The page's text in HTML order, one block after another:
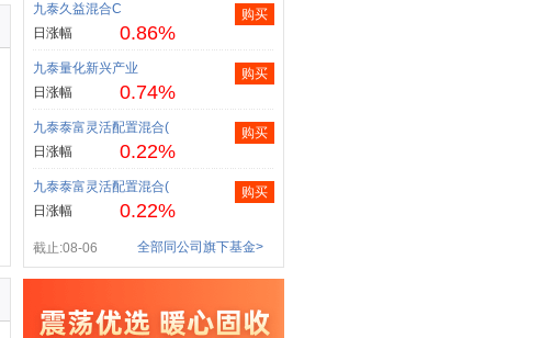
九泰久益混合C
日涨幅
0.86%
购买
九泰量化新兴产业
日涨幅
0.74%
购买
九泰泰富灵活配置混合(
日涨幅
0.22%
购买
九泰泰富灵活配置混合(
日涨幅
0.22%
购买
截止:08-06 全部同公司旗下基金>